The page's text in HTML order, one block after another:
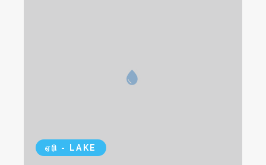
ஏரி - LAKE